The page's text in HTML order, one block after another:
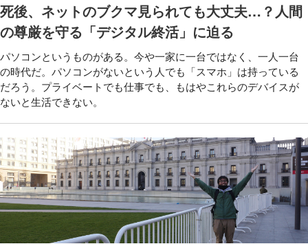
死後、ネットのブクマ見られても大丈夫…？人間
の尊厳を守る「デジタル終活」に迫る
パソコンというものがある。今や一家に一台ではなく、一人一台
の時代だ。パソコンがないという人でも「スマホ」は持っている
だろう。プライベートでも仕事でも、もはやこれらのデバイスが
ないと生活できない。